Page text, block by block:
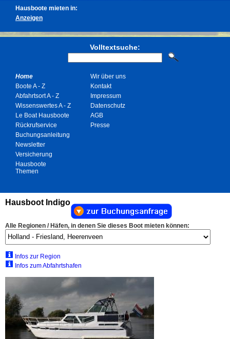
Hausboote mieten in:
Volltextsuche:
Home
Boote A - Z
Abfahrtsort A - Z
Wissenswertes A - Z
Le Boat Hausboote
Rückrufservice
Buchungsanleitung
Newsletter
Versicherung
Hausboote
Themen
Wir über uns
Kontakt
Impressum
Datenschutz
AGB
Presse
Hausboot Indigo
Alle Regionen / Häfen, in denen Sie dieses Boot mieten können:
Infos zur Region
Infos zum Abfahrtshafen